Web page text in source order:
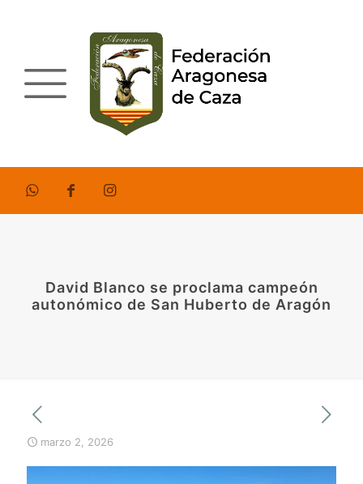
David Blanco se proclama campeón
autonómico de San Huberto de Aragón
marzo 2, 2026